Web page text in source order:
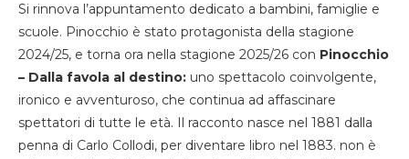
Si rinnova l’appuntamento dedicato a bambini, famiglie e
scuole. Pinocchio è stato protagonista della stagione
2024/25, e torna ora nella stagione 2025/26 con Pinocchio
– Dalla favola al destino: uno spettacolo coinvolgente,
ironico e avventuroso, che continua ad affascinare
spettatori di tutte le età. Il racconto nasce nel 1881 dalla
penna di Carlo Collodi, per diventare libro nel 1883. non è